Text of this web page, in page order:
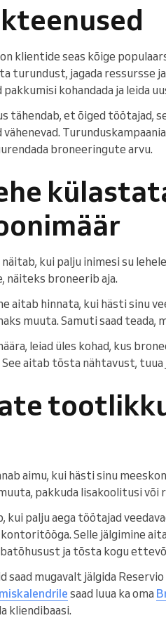
klientide seas kõige
turundust, jagada ressursse
pakkumisi kohandada ja leida
tähendab, et õiged töötajad,
vähenevad.
broneeringute arvu.
kui palju inimesi su
näiteks broneerib aja.
aitab hinnata, kui hästi sinu
muuta. Samuti saad teada,
leiad üles kohad, kus
See aitab tõsta nähtavust,
aimu, kui hästi sinu
pakkuda lisakoolitusi või
kui palju aega töötajad
Selle jälgimine
ja tõsta kogu
saad mugavalt jälgida
saad luua ka oma
kliendibaasi.